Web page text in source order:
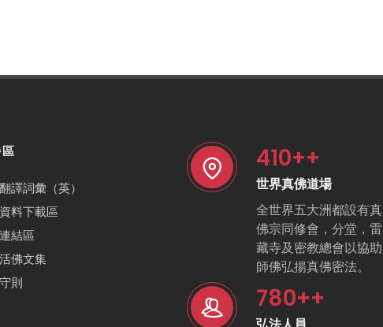
譯詞彙（英）
料下載區
結區
佛文集
則
410++
世界真佛道場
全世界五大洲都設有真
佛宗同修會，分堂，雷
藏寺及密教總會以協助
師佛弘揚真佛密法。
780++